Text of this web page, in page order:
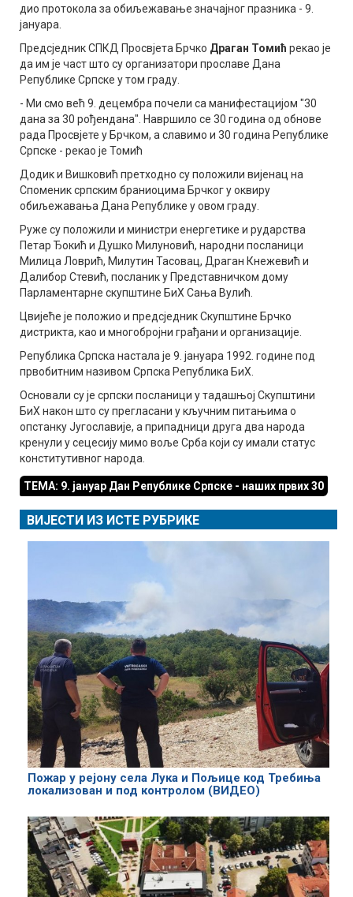
дио протокола за обиљежавање значајног празника - 9.
јануара.
Предсједник СПКД Просвјета Брчко Драган Томић рекао је
да им је част што су организатори прославе Дана
Републике Српске у том граду.
- Ми смо већ 9. децембра почели са манифестацијом "30
дана за 30 рођендана". Навршило се 30 година од обнове
рада Просвјете у Брчком, а славимо и 30 година Републике
Српске - рекао је Томић
Додик и Вишковић претходно су положили вијенац на
Споменик српским браниоцима Брчког у оквиру
обиљежавања Дана Републике у овом граду.
Руже су положили и министри енергетике и рударства
Петар Ђокић и Душко Милуновић, народни посланици
Милица Ловрић, Милутин Тасовац, Драган Кнежевић и
Далибор Стевић, посланик у Представничком дому
Парламентарне скупштине БиХ Сања Вулић.
Цвијеће је положио и предсједник Скупштине Брчко
дистрикта, као и многобројни грађани и организације.
Република Српска настала је 9. јануара 1992. године под
првобитним називом Српска Република БиХ.
Основали су је српски посланици у тадашњој Скупштини
БиХ након што су прегласани у кључним питањима о
опстанку Југославије, а припадници друга два народа
кренули у сецесију мимо воље Срба који су имали статус
конститутивног народа.
ТЕМА: 9. јануар Дан Републике Српске - наших првих 30
ВИЈЕСТИ ИЗ ИСТЕ РУБРИКЕ
Пожар у рејону села Лука и Пољице код Требиња
локализован и под контролом (ВИДЕО)